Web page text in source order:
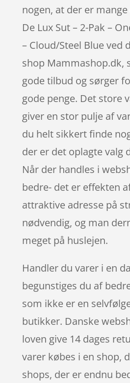
nogen, at der er
De Lux Sut – 2-Pak –
– Cloud/Steel Blue ved
shop Mammashop.dk,
gode tilbud og sørger
gode penge. Det store
giver en stor pulje af
du helt sikkert finde
der er det oplagte valg
Når der handles i
bedre- det er effekten
attraktive adresse på
nødvendig, og man
meget på huslejen.
Handler du varer i en
begunstiges du af
som ikke er en
butikker. Danske
loven give 14 dages
varer købes i en shop,
shops, der er endnu